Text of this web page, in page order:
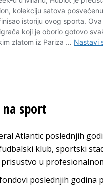
sport
Atlantic poslednjih
klub, sportski
u
poslednjih godina